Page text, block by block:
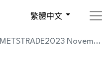
繁體中文
METSTRADE2023 November 15 - 17, 2023